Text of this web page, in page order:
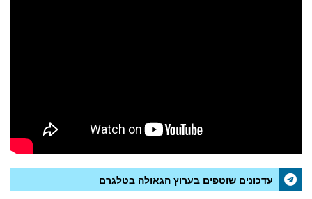
עדכונים שוטפים בערוץ הגאולה בטלגרם